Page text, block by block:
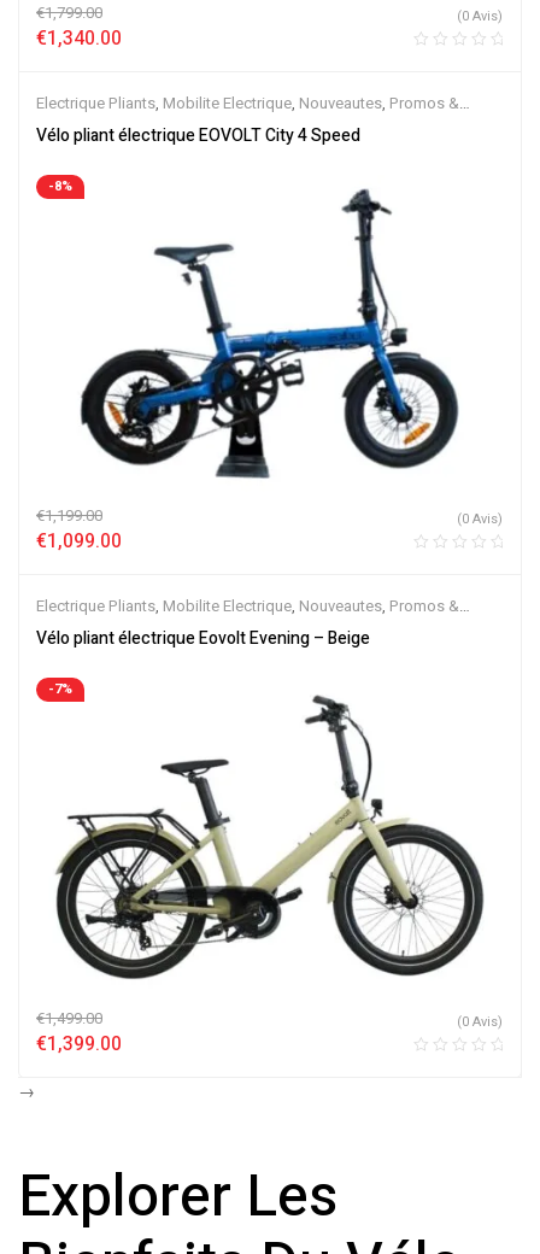
€1,799.00
€1,340.00
(0 Avis)
Electrique Pliants, Mobilite Electrique, Nouveautes, Promos &
Soldes,Vélo électrique ville,Velos Electriques
Vélo pliant électrique EOVOLT City 4 Speed
-8%
€1,199.00
€1,099.00
(0 Avis)
Electrique Pliants, Mobilite Electrique, Nouveautes, Promos &
Soldes,Vélo électrique ville,Velos Electriques
Vélo pliant électrique Eovolt Evening – Beige
-7%
€1,499.00
€1,399.00
(0 Avis)
→
Explorer Les